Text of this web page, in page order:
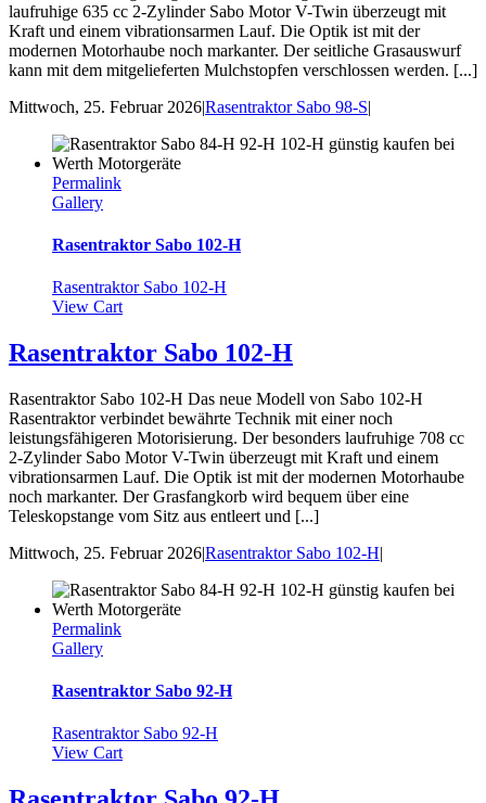
laufruhige 635 cc 2-Zylinder Sabo Motor V-Twin überzeugt mit
Kraft und einem vibrationsarmen Lauf. Die Optik ist mit der
modernen Motorhaube noch markanter. Der seitliche Grasauswurf
kann mit dem mitgelieferten Mulchstopfen verschlossen werden. [...]
Mittwoch, 25. Februar 2026|Rasentraktor Sabo 98-S|
Permalink
Gallery
Rasentraktor Sabo 102-H
Rasentraktor Sabo 102-H
View Cart
Rasentraktor Sabo 102-H
Rasentraktor Sabo 102-H Das neue Modell von Sabo 102-H
Rasentraktor verbindet bewährte Technik mit einer noch
leistungsfähigeren Motorisierung. Der besonders laufruhige 708 cc
2-Zylinder Sabo Motor V-Twin überzeugt mit Kraft und einem
vibrationsarmen Lauf. Die Optik ist mit der modernen Motorhaube
noch markanter. Der Grasfangkorb wird bequem über eine
Teleskopstange vom Sitz aus entleert und [...]
Mittwoch, 25. Februar 2026|Rasentraktor Sabo 102-H|
Permalink
Gallery
Rasentraktor Sabo 92-H
Rasentraktor Sabo 92-H
View Cart